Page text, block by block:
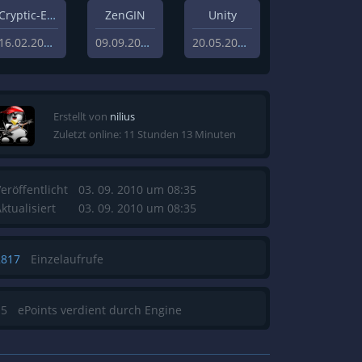
Cryptic-Engine
16.02.2021
ZenGIN
09.09.2019
Unity
20.05.2013
Erstellt von nilius
Zuletzt online: 11 Stunden 13 Minuten
03. 09. 2010 um 08:35
03. 09. 2010 um 08:35
Einzelaufrufe
ePoints verdient durch Engine